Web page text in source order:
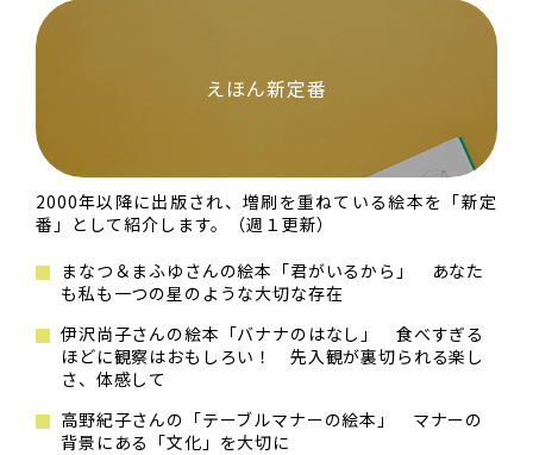
えほん新定番
2000年以降に出版され、増刷を重ねている絵本を「新定
番」として紹介します。（週１更新）
まなつ＆まふゆさんの絵本「君がいるから」 あなた
も私も一つの星のような大切な存在
伊沢尚子さんの絵本「バナナのはなし」 食べすぎる
ほどに観察はおもしろい！ 先入観が裏切られる楽し
さ、体感して
高野紀子さんの「テーブルマナーの絵本」 マナーの
背景にある「文化」を大切に